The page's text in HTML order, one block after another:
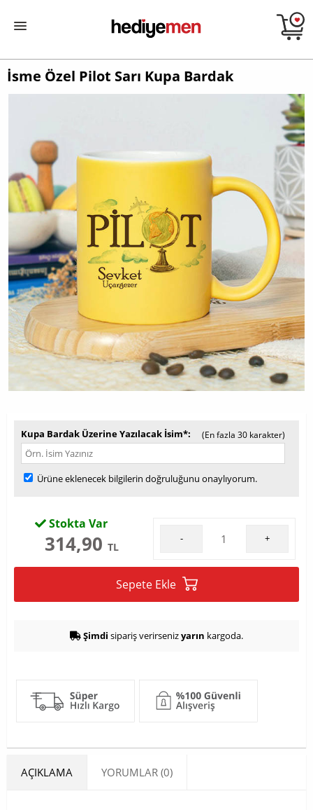
İsme Özel Pilot Sarı Kupa Bardak
Kupa Bardak Üzerine Yazılacak İsim* (En fazla 30 karakter)
Ürüne eklenecek bilgilerin doğruluğunu onaylıyorum.
Stokta Var
314,90 TL
- +
Sepete Ekle
Şimdi sipariş verirsenizyarın kargoda.
AÇIKLAMA YORUMLAR (0)